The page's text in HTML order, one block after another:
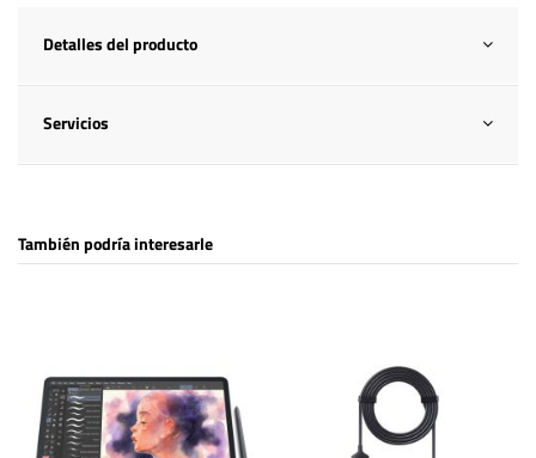
Detalles del producto
Servicios
También podría interesarle